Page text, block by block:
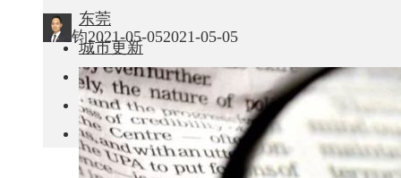
东莞
城市更新
房产政策
中国
其他
钧2021-05-052021-05-05